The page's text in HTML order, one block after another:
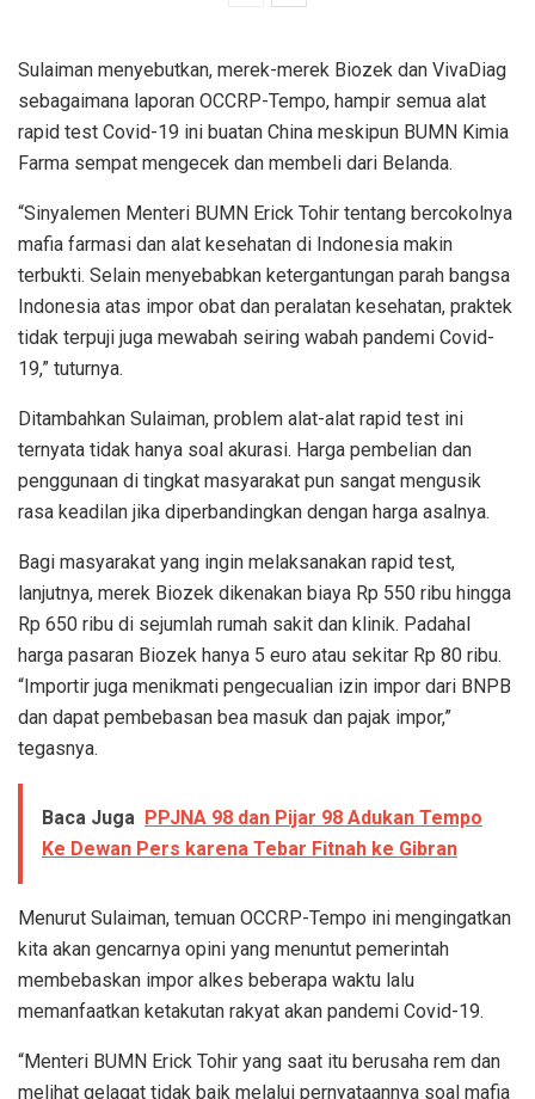
Sulaiman menyebutkan, merek-merek Biozek dan VivaDiag
sebagaimana laporan OCCRP-Tempo, hampir semua alat
rapid test Covid-19 ini buatan China meskipun BUMN Kimia
Farma sempat mengecek dan membeli dari Belanda.
“Sinyalemen Menteri BUMN Erick Tohir tentang bercokolnya
mafia farmasi dan alat kesehatan di Indonesia makin
terbukti. Selain menyebabkan ketergantungan parah bangsa
Indonesia atas impor obat dan peralatan kesehatan, praktek
tidak terpuji juga mewabah seiring wabah pandemi Covid-
19,” tuturnya.
Ditambahkan Sulaiman, problem alat-alat rapid test ini
ternyata tidak hanya soal akurasi. Harga pembelian dan
penggunaan di tingkat masyarakat pun sangat mengusik
rasa keadilan jika diperbandingkan dengan harga asalnya.
Bagi masyarakat yang ingin melaksanakan rapid test,
lanjutnya, merek Biozek dikenakan biaya Rp 550 ribu hingga
Rp 650 ribu di sejumlah rumah sakit dan klinik. Padahal
harga pasaran Biozek hanya 5 euro atau sekitar Rp 80 ribu.
“Importir juga menikmati pengecualian izin impor dari BNPB
dan dapat pembebasan bea masuk dan pajak impor,”
tegasnya.
Baca Juga PPJNA 98 dan Pijar 98 Adukan Tempo
Ke Dewan Pers karena Tebar Fitnah ke Gibran
Menurut Sulaiman, temuan OCCRP-Tempo ini mengingatkan
kita akan gencarnya opini yang menuntut pemerintah
membebaskan impor alkes beberapa waktu lalu
memanfaatkan ketakutan rakyat akan pandemi Covid-19.
“Menteri BUMN Erick Tohir yang saat itu berusaha rem dan
melihat gelagat tidak baik melalui pernyataannya soal mafia